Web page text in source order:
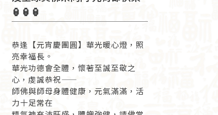
🏮🏮🏮
恭逢【元宵慶團圓】華光暖心燈，照
亮幸福長。
華光功德會全體，懷著至誠至敬之
心，虔誠恭祝——
師佛與師母身體健康，元氣滿滿，活
力十足常在